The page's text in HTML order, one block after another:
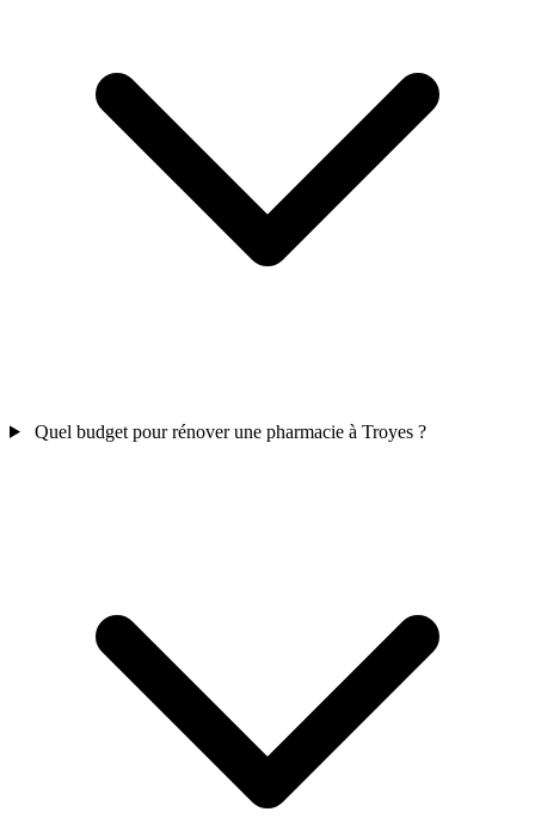
Quel budget pour rénover une pharmacie à Troyes ?